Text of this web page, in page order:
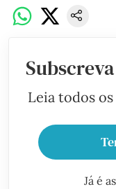
Leia todos
Já é